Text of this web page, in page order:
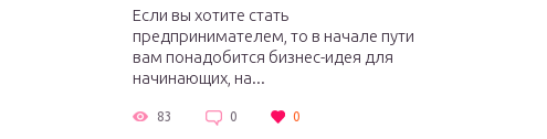
Если вы хотите стать
предпринимателем, то в начале пути
вам понадобится бизнес-идея для
начинающих, на...
83 0 0